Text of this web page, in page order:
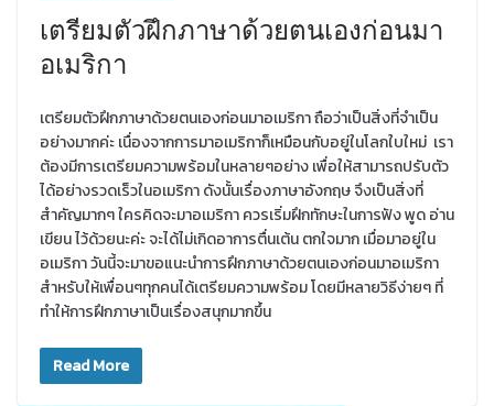
เตรียมตัวฝึกภาษาด้วยตนเองก่อนมา
อเมริกา
เตรียมตัวฝึกภาษาด้วยตนเองก่อนมาอเมริกา ถือว่าเป็นสิ่งที่จำเป็น
อย่างมากค่ะ เนื่องจากการมาอเมริกาก็เหมือนกับอยู่ในโลกใบใหม่ เรา
ต้องมีการเตรียมความพร้อมในหลายๆอย่าง เพื่อให้สามารถปรับตัว
ได้อย่างรวดเร็วในอเมริกา ดังนั้นเรื่องภาษาอังกฤษ จึงเป็นสิ่งที่
สำคัญมากๆ ใครคิดจะมาอเมริกา ควรเริ่มฝึกทักษะในการฟัง พูด อ่าน
เขียน ไว้ด้วยนะค่ะ จะได้ไม่เกิดอาการตื่นเต้น ตกใจมาก เมื่อมาอยู่ใน
อเมริกา วันนี้จะมาขอแนะนำการฝึกภาษาด้วยตนเองก่อนมาอเมริกา
สำหรับให้เพื่อนๆทุกคนได้เตรียมความพร้อม โดยมีหลายวิธีง่ายๆ ที่
ทำให้การฝึกภาษาเป็นเรื่องสนุกมากขึ้น
Read More